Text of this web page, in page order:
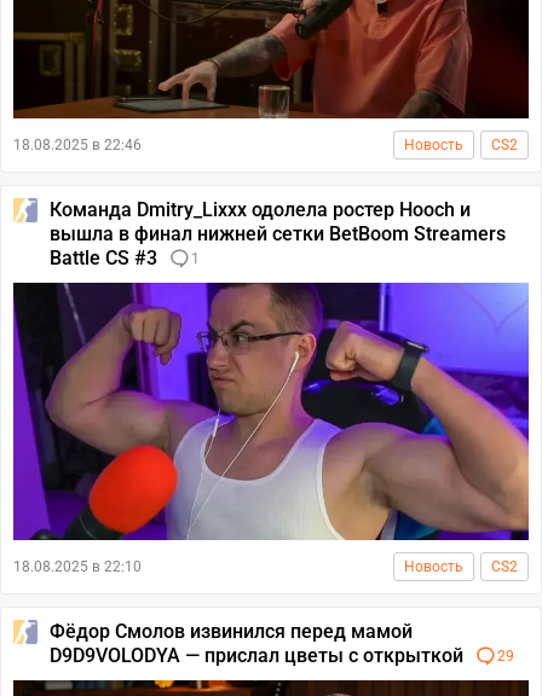
18.08.2025 в 22:46 Новость CS2
Команда Dmitry_Lixxx одолела ростер Hooch и
вышла в финал нижней сетки BetBoom Streamers
Battle CS #3
1
18.08.2025 в 22:10 Новость CS2
Фёдор Смолов извинился перед мамой
D9D9VOLODYA — прислал цветы с открыткой
29